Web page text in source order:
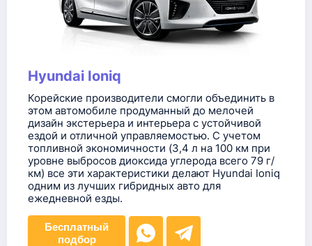
Hyundai Ioniq
Корейские производители смогли объединить в
этом автомобиле продуманный до мелочей
дизайн экстерьера и интерьера с устойчивой
ездой и отличной управляемостью. С учетом
топливной экономичности (3,4 л на 100 км при
уровне выбросов диоксида углерода всего 79 г/
км) все эти характеристики делают Hyundai Ioniq
одним из лучших гибридных авто для
ежедневной езды.
Бесплатный
подбор